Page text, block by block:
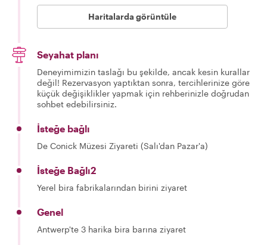
Haritalarda görüntüle
Seyahat planı
Deneyimimizin taslağı bu şekilde, ancak kesin kurallar
değil! Rezervasyon yaptıktan sonra, tercihlerinize göre
küçük değişiklikler yapmak için rehberinizle doğrudan
sohbet edebilirsiniz.
İsteğe bağlı
De Conick Müzesi Ziyareti (Salı'dan Pazar'a)
İsteğe Bağlı2
Yerel bira fabrikalarından birini ziyaret
Genel
Antwerp'te 3 harika bira barına ziyaret